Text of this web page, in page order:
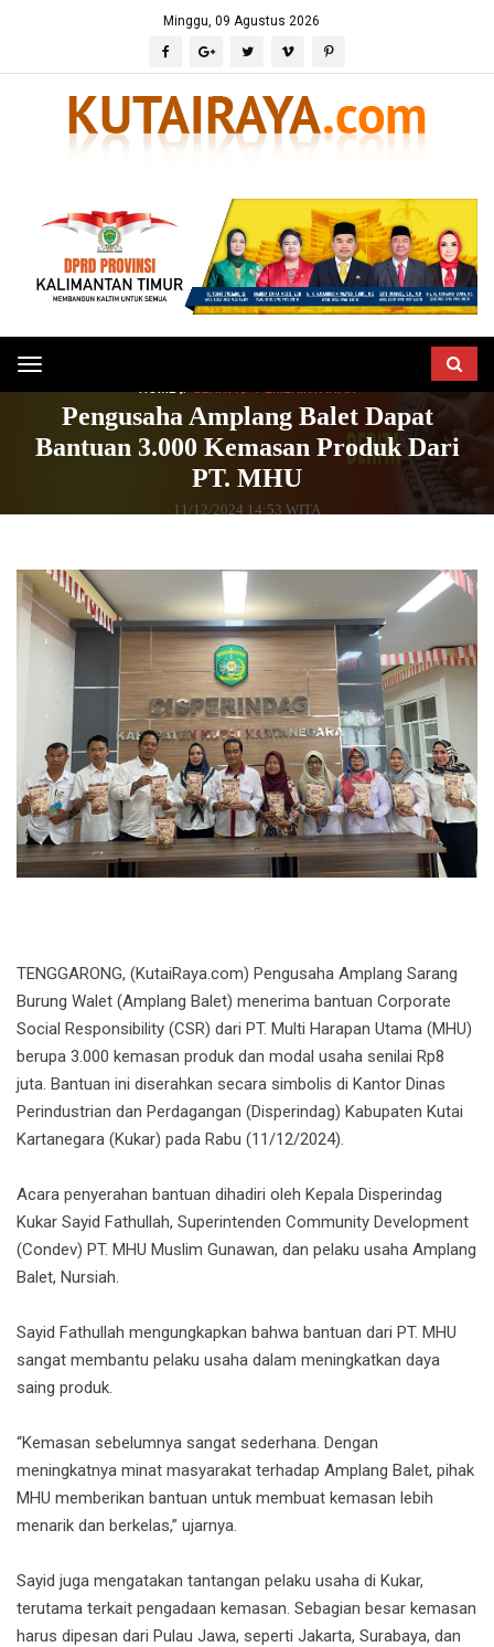
Minggu, 09 Agustus 2026
Toggle
navigation
Pengusaha Amplang Balet Dapat
Bantuan 3.000 Kemasan Produk Dari
PT. MHU
11/12/2024 14:53 WITA
TENGGARONG, (KutaiRaya.com) Pengusaha Amplang Sarang
Burung Walet (Amplang Balet) menerima bantuan Corporate
Social Responsibility (CSR) dari PT. Multi Harapan Utama (MHU)
berupa 3.000 kemasan produk dan modal usaha senilai Rp8
juta. Bantuan ini diserahkan secara simbolis di Kantor Dinas
Perindustrian dan Perdagangan (Disperindag) Kabupaten Kutai
Kartanegara (Kukar) pada Rabu (11/12/2024).
Acara penyerahan bantuan dihadiri oleh Kepala Disperindag
Kukar Sayid Fathullah, Superintenden Community Development
(Condev) PT. MHU Muslim Gunawan, dan pelaku usaha Amplang
Balet, Nursiah.
Sayid Fathullah mengungkapkan bahwa bantuan dari PT. MHU
sangat membantu pelaku usaha dalam meningkatkan daya
saing produk.
“Kemasan sebelumnya sangat sederhana. Dengan
meningkatnya minat masyarakat terhadap Amplang Balet, pihak
MHU memberikan bantuan untuk membuat kemasan lebih
menarik dan berkelas,” ujarnya.
Sayid juga mengatakan tantangan pelaku usaha di Kukar,
terutama terkait pengadaan kemasan. Sebagian besar kemasan
harus dipesan dari Pulau Jawa, seperti Jakarta, Surabaya, dan